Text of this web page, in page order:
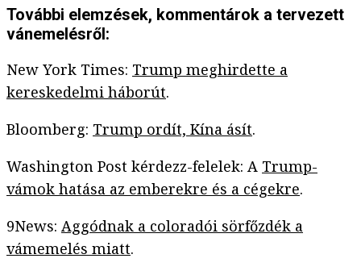
További elemzések, kommentárok a tervezett
vánemelésről:
New York Times: Trump meghirdette a
kereskedelmi háborút.
Bloomberg: Trump ordít, Kína ásít.
Washington Post kérdezz-felelek: A Trump-
vámok hatása az emberekre és a cégekre.
9News: Aggódnak a coloradói sörfőzdék a
vámemelés miatt.